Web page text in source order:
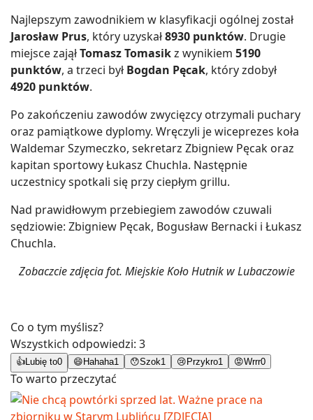
Najlepszym zawodnikiem w klasyfikacji ogólnej został
Jarosław Prus, który uzyskał8930 punktów. Drugie
miejsce zająłTomasz Tomasikz wynikiem 5190
punktów, a trzeci był Bogdan Pęcak, który zdobył
4920 punktów.
Po zakończeniu zawodów zwycięzcy otrzymali puchary
oraz pamiątkowe dyplomy. Wręczyli je wiceprezes koła
Waldemar Szymeczko, sekretarz Zbigniew Pęcak oraz
kapitan sportowy Łukasz Chuchla. Następnie
uczestnicy spotkali się przy ciepłym grillu.
Nad prawidłowym przebiegiem zawodów czuwali
sędziowie: Zbigniew Pęcak, Bogusław Bernacki i Łukasz
Chuchla.
Zobaczcie zdjęcia fot. Miejskie Koło Hutnik w Lubaczowie
Co o tym myślisz?
Wszystkich odpowiedzi: 3
👍 Lubię to0 😄 Hahaha1 😯Szok1 😢 Przykro1 😡Wrrr0
To warto przeczytać